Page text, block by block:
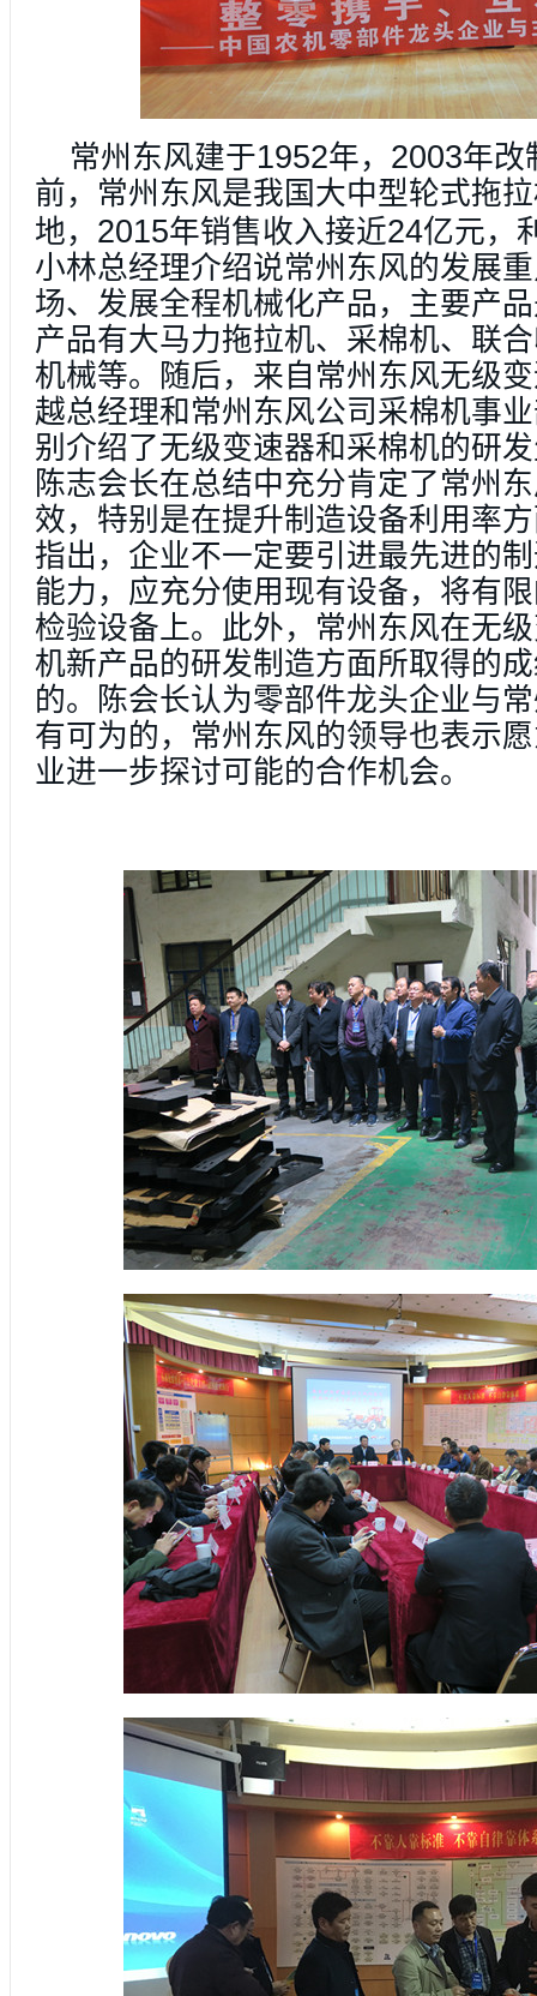
常州东风建于1952年， 2003年改
前，常州东风是我国大中型轮式拖
地， 2015年销售收入接近24亿元，
小林总经理介绍说常州东风的发展
场、发展全程机械化产品，主要产
产品有大马力拖拉机、采棉机、联
机械等。随后，来自常州东风无级
越总经理和常州东风公司采棉机事
别介绍了无级变速器和采棉机的研
陈志会长在总结中充分肯定了常州
效，特别是在提升制造设备利用率
指出，企业不一定要引进最先进的
能力，应充分使用现有设备，将有
检验设备上。此外，常州东风在无
机新产品的研发制造方面所取得的
的。陈会长认为零部件龙头企业与
有可为的，常州东风的领导也表示
业进一步探讨可能的合作机会。